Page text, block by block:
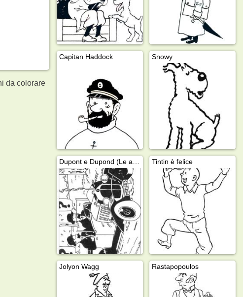
da colorare
Capitan Haddock Snowy
Tintin è felice
Jolyon Wagg Rastapopoulos